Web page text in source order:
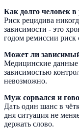
Как долго человек в
Риск рецидива
зависимости - это
годом ремиссии риск
Может ли
Медицинские данные
зависимостью
невозможно.
Муж сорвался и
Дать один шанс в
дня ситуация не
держать слово.